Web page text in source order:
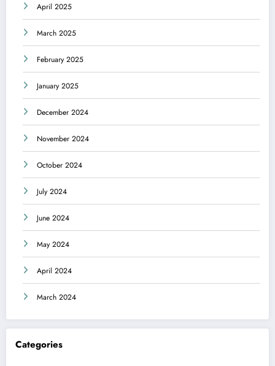
April 2025
March 2025
February 2025
January 2025
December 2024
November 2024
October 2024
July 2024
June 2024
May 2024
April 2024
March 2024
Categories